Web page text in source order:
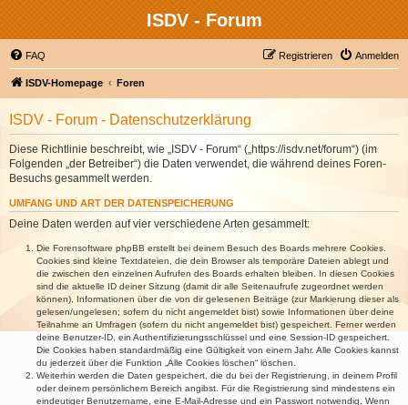
ISDV - Forum
FAQ Anmelden
Registrieren
ISDV-Homepage Foren
ISDV - Forum - Datenschutzerklärung
Diese Richtlinie beschreibt, wie „ISDV - Forum“ („https://isdv.net/forum“) (im
Folgenden „der Betreiber“) die Daten verwendet, die während deines Foren-
Besuchs gesammelt werden.
UMFANG UND ART DER DATENSPEICHERUNG
Deine Daten werden auf vier verschiedene Arten gesammelt:
Die Forensoftware phpBB erstellt bei deinem Besuch des Boards mehrere Cookies.
Cookies sind kleine Textdateien, die dein Browser als temporäre Dateien ablegt und
die zwischen den einzelnen Aufrufen des Boards erhalten bleiben. In diesen Cookies
sind die aktuelle ID deiner Sitzung (damit dir alle Seitenaufrufe zugeordnet werden
können), Informationen über die von dir gelesenen Beiträge (zur Markierung dieser als
gelesen/ungelesen; sofern du nicht angemeldet bist) sowie Informationen über deine
Teilnahme an Umfragen (sofern du nicht angemeldet bist) gespeichert. Ferner werden
deine Benutzer-ID, ein Authentifizierungsschlüssel und eine Session-ID gespeichert.
Die Cookies haben standardmäßig eine Gültigkeit von einem Jahr. Alle Cookies kannst
du jederzeit über die Funktion „Alle Cookies löschen“ löschen.
Weiterhin werden die Daten gespeichert, die du bei der Registrierung, in deinem Profil
oder deinem persönlichem Bereich angibst. Für die Registrierung sind mindestens ein
eindeutiger Benutzername, eine E-Mail-Adresse und ein Passwort notwendig. Wenn